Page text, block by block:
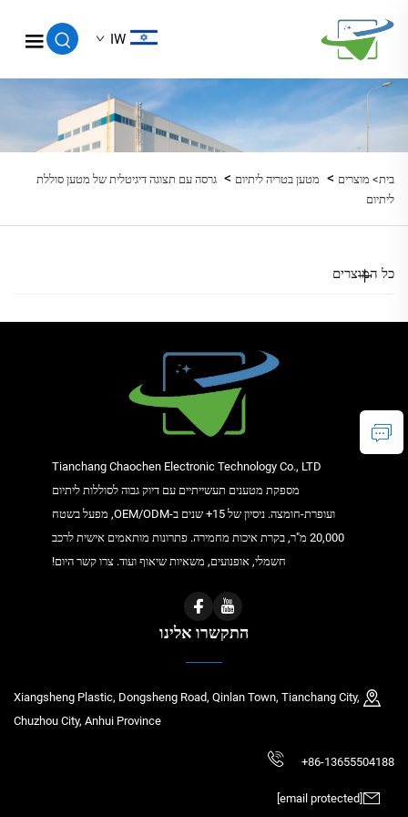
IW
בית> מוצרים > מטען בטריה ליתיום > גרסה עם תצוגה דיגיטלית של מטען סוללת
ליתיום
כל המוצרים
Tianchang Chaochen Electronic Technology Co., LTD
מספקת מטענים תעשייתיים עם דיוק גבוה לסוללות ליתיום
ועופרת-חומצה. ניסיון של 15+ שנים ב-OEM/ODM, מפעל בשטח
20,000 מ"ר, בקרת איכות מחמירה. פתרונות מותאמים אישית לרכב
חשמלי, אופנועים, משאיות שיאוף ועוד. צרו קשר היום!
התקשרו אלינו
Xiangsheng Plastic, Dongsheng Road, Qinlan Town, Tianchang City,
Chuzhou City, Anhui Province
+86-13655504188